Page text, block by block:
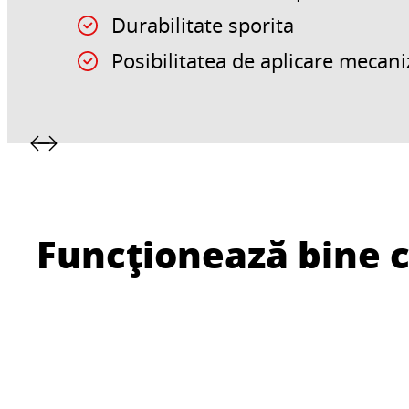
Durabilitate sporita
Posibilitatea de aplicare
Funcționează bine